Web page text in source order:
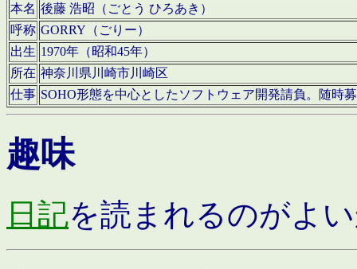
本名 後藤 浩昭（ごとう ひろあき）
呼称 GORRY（ごりー）
出生 1970年（昭和45年）
所在 神奈川県川崎市川崎区
仕事 SOHO形態を中心としたソフトウェア開発請負。随時
趣味
日記を読まれるのがよ